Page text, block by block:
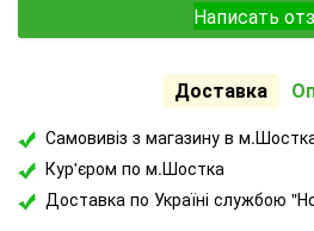
Написать
Доставка
Самовивіз з магазину в
Кур'єром по м.Шостка
Доставка по Україні службою